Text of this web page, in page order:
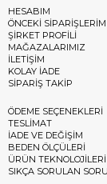
HESABIM
ÖNCEKİ SİPARİŞLERİM
ŞİRKET PROFİLİ
MAĞAZALARIMIZ
İLETİŞİM
KOLAY İADE
SİPARİŞ TAKİP
ÖDEME SEÇENEKLERİ
TESLİMAT
İADE VE DEĞİŞİM
BEDEN ÖLÇÜLERİ
ÜRÜN TEKNOLOJİLERİ
SIKÇA SORULAN